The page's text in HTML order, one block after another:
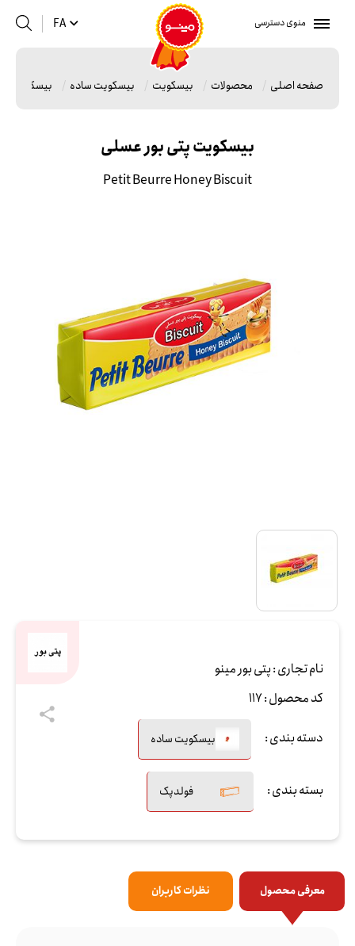
منوی دسترسی FA
صفحه اصلی محصولات بیسکویت بیسکویت ساده بیسکویت
بیسکویت پتی بور عسلی
Petit Beurre Honey Biscuit
نام تجاری :پتی بور مینو
کد محصول :117
دسته بندی : بیسکویت ساده
بسته بندی : فولدپک
معرفی محصول نظرات کاربران